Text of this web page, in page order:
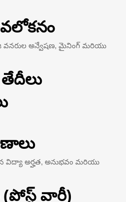
వనరుల అన్వేషణ, మైనింగ్ మరియు
విద్యా అర్హత, అనుభవం మరియు
(పోస్ట్ వారీ)